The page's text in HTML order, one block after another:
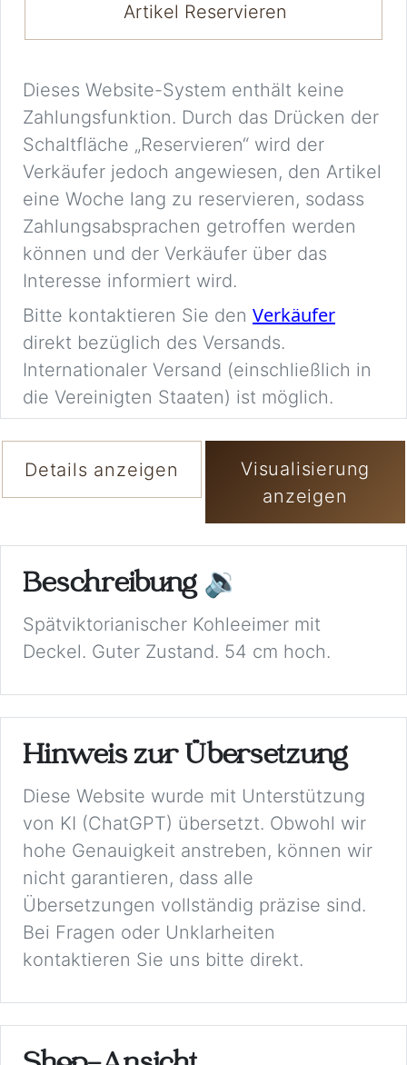
Artikel Reservieren
Dieses Website-System enthält keine
Zahlungsfunktion. Durch das Drücken der
Schaltfläche „Reservieren“ wird der
Verkäufer jedoch angewiesen, den Artikel
eine Woche lang zu reservieren, sodass
Zahlungsabsprachen getroffen werden
können und der Verkäufer über das
Interesse informiert wird.
Bitte kontaktieren Sie den Verkäufer
direkt bezüglich des Versands.
Internationaler Versand (einschließlich in
die Vereinigten Staaten) ist möglich.
Details anzeigen
Visualisierung
anzeigen
Beschreibung 🔉
Spätviktorianischer Kohleeimer mit
Deckel. Guter Zustand. 54 cm hoch.
Hinweis zur Übersetzung
Diese Website wurde mit Unterstützung
von KI (ChatGPT) übersetzt. Obwohl wir
hohe Genauigkeit anstreben, können wir
nicht garantieren, dass alle
Übersetzungen vollständig präzise sind.
Bei Fragen oder Unklarheiten
kontaktieren Sie uns bitte direkt.